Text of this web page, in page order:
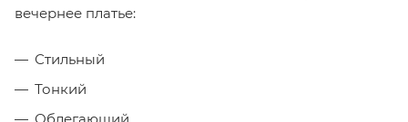
вечернее платье:
Стильный
Тонкий
Облегающий